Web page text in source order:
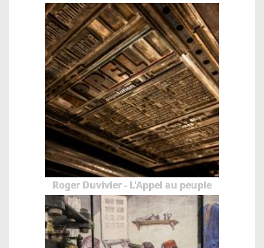
Roger Duvivier - L'Appel au peuple